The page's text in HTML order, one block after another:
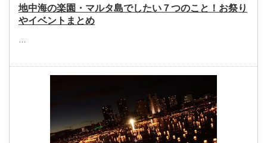
地中海の楽園・マルタ島でしたい７つのこと！お祭り
やイベントまとめ